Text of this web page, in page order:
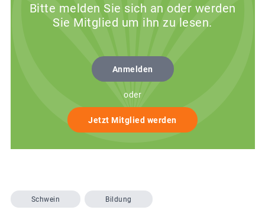
Bitte melden Sie sich an oder werden
Sie Mitglied um ihn zu lesen.
Anmelden
oder
Jetzt Mitglied werden
Schwein Bildung